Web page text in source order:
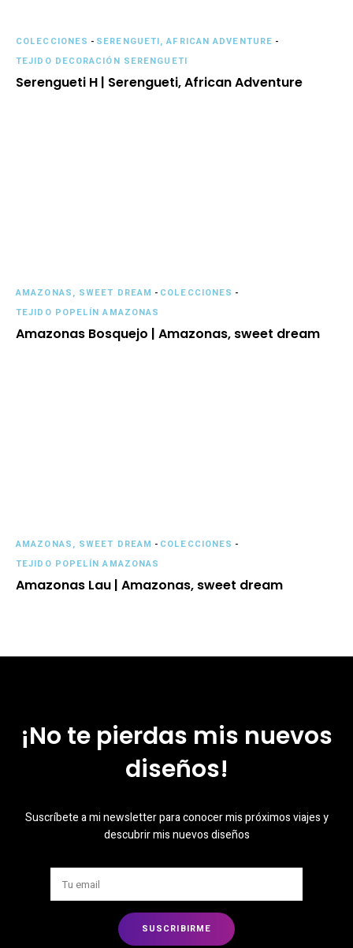
COLECCIONES - SERENGUETI, AFRICAN ADVENTURE -
TEJIDO DECORACIÓN SERENGUETI
Serengueti H | Serengueti, African Adventure
AMAZONAS, SWEET DREAM - COLECCIONES -
TEJIDO POPELÍN AMAZONAS
Amazonas Bosquejo | Amazonas, sweet dream
AMAZONAS, SWEET DREAM - COLECCIONES -
TEJIDO POPELÍN AMAZONAS
Amazonas Lau | Amazonas, sweet dream
¡No te pierdas mis nuevos
diseños!
Suscríbete a mi newsletter para conocer mis próximos viajes y
descubrir mis nuevos diseños